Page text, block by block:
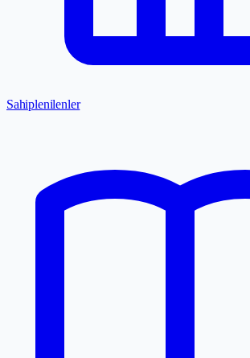
Sahiplenilenler